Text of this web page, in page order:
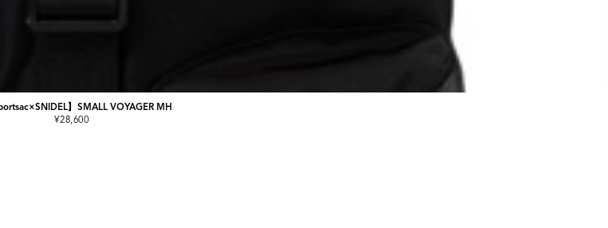
】SMALL VOYAGER MH
¥28,600